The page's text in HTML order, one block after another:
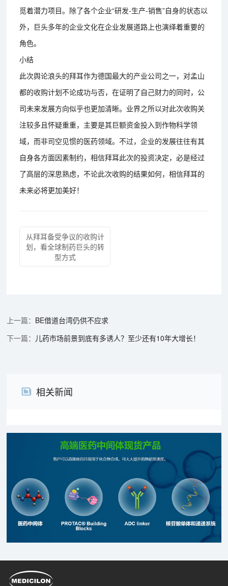
觅着潜力项目。除了各个企业“研发-生产-销售”自身的状态以
外，巨头多年的企业文化在企业发展道路上也演绎着重要的
角色。
小结
此次舆论浪头的拜耳作为德国最大的产业公司之一，对孟山
都的收购计划不论成功与否，在证明了自己财力的同时，公
司未来发展方向似乎也更加清晰。业界之所以对此次收购关
注较多且怀疑重重，主要是其巨额资金投入到作物科学领
域，而非司空见惯的医药领域。不过，企业的发展往往有其
自身各方面因素制约，相信拜耳此次的投资决定，必是经过
了高层的深思熟虑，不论此次收购的结果如何，相信拜耳的
未来必将更加美好！
从拜耳备受争议的收购计
划，看全球制药巨头的转
型方式
BE借道台湾仍供不应求
儿药市场前景到底有多诱人？至少还有10年大增长！
相关新闻